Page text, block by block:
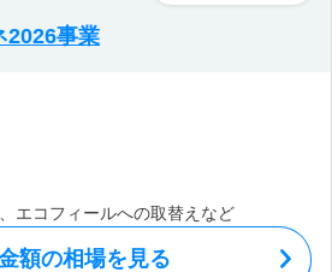
2026事業
エコフィールへの取替えなど
額の相場を見る